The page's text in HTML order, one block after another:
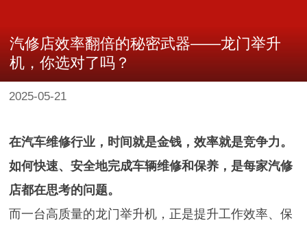
汽修店效率翻倍的秘密武器——龙门举升
机，你选对了吗？
2025-05-21
在汽车维修行业，时间就是金钱，效率就是竞争力。
如何快速、安全地完成车辆维修和保养，是每家汽修
店都在思考的问题。
而一台高质量的龙门举升机，正是提升工作效率、保